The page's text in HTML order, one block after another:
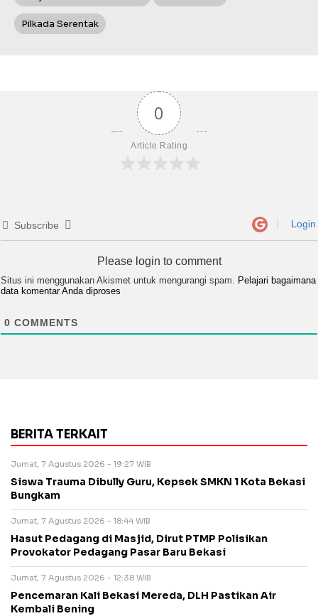
Pilkada Serentak
0
Article Rating
Subscribe Login
Please login to comment
Situs ini menggunakan Akismet untuk mengurangi spam.
Pelajari bagaimana
data komentar Anda diproses
0 COMMENTS
BERITA TERKAIT
Jumat, 7 Agustus 2026 - 19:27 WIB
Siswa Trauma Dibully Guru, Kepsek SMKN 1 Kota Bekasi
Bungkam
Jumat, 7 Agustus 2026 - 18:44 WIB
Hasut Pedagang di Masjid, Dirut PTMP Polisikan
Provokator Pedagang Pasar Baru Bekasi
Jumat, 7 Agustus 2026 - 12:38 WIB
Pencemaran Kali Bekasi Mereda, DLH Pastikan Air
Kembali Bening